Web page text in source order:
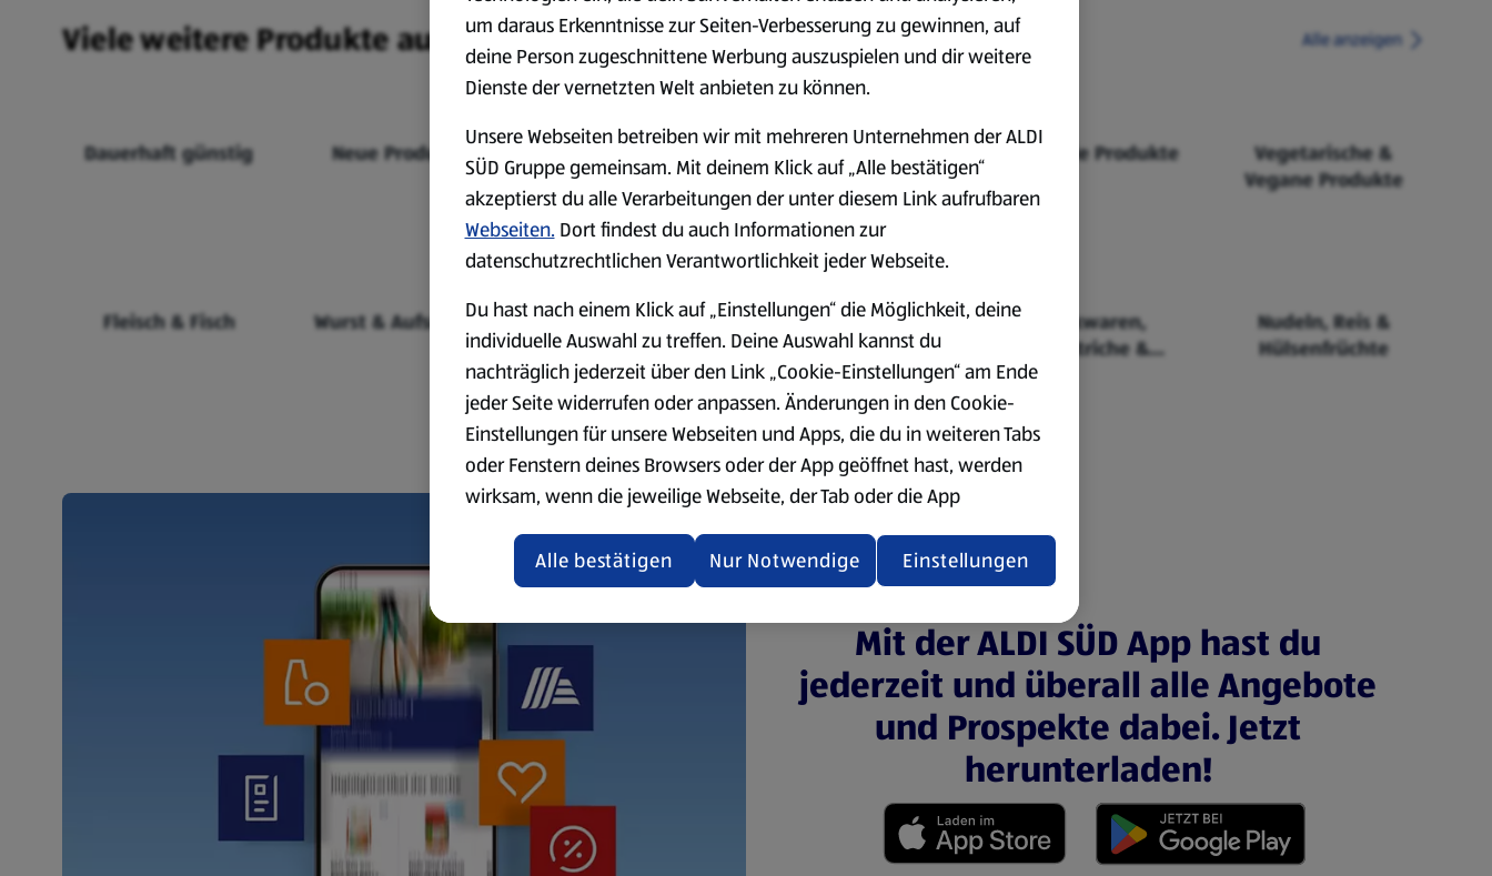
Viele weitere Produkte aus unserem Sortiment. Alle anzeigen
Dauerhaft günstig Neue Produkte Markenprodukte Bio-Produkte Fairtrade Produkte
Vegetarische &
Vegane Produkte
Fleisch & Fisch Wurst & Aufschnitt Käse
Milchprodukte &
Eier
Backwaren,
Aufstriche &
Nudeln, Reis &
Hülsenfrüchte
Mit der ALDI SÜD App hast du
jederzeit und überall alle Angebote
und Prospekte dabei. Jetzt
herunterladen!
um daraus Erkenntnisse zur Seiten-Verbesserung zu gewinnen, auf
deine Person zugeschnittene Werbung auszuspielen und dir weitere
Dienste der vernetzten Welt anbieten zu können.
Unsere Webseiten betreiben wir mit mehreren Unternehmen der ALDI
SÜD Gruppe gemeinsam. Mit deinem Klick auf „Alle bestätigen“
akzeptierst du alle Verarbeitungen der unter diesem Link aufrufbaren
Webseiten. Dort findest du auch Informationen zur
datenschutzrechtlichen Verantwortlichkeit jeder Webseite.
Du hast nach einem Klick auf „Einstellungen“ die Möglichkeit, deine
individuelle Auswahl zu treffen. Deine Auswahl kannst du
nachträglich jederzeit über den Link „Cookie-Einstellungen“ am Ende
jeder Seite widerrufen oder anpassen. Änderungen in den Cookie-
Einstellungen für unsere Webseiten und Apps, die du in weiteren Tabs
oder Fenstern deines Browsers oder der App geöffnet hast, werden
wirksam, wenn die jeweilige Webseite, der Tab oder die App
aktualisiert oder geschlossen und anschließend wieder geöffnet
Datenschutzerklärung zur Verfügung.
Übersicht der Webseitenbetreiber und Datenschutzerklärungen
Einstellungen
Nur Notwendige
Alle bestätigen